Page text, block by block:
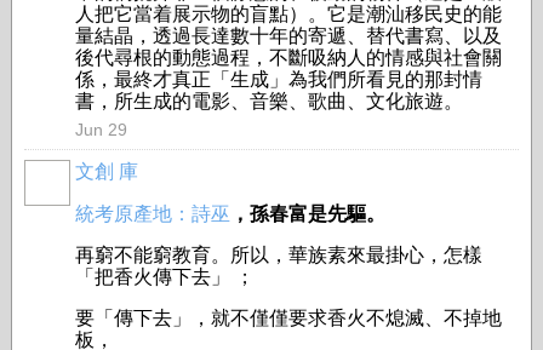
人把它當着展示物的盲點）。它是潮汕移民史的能
量結晶，透過長達數十年的寄遞、替代書寫、以及
後代尋根的動態過程，不斷吸納人的情感與社會關
係，最終才真正「生成」為我們所看見的那封情
書，所生成的電影、音樂、歌曲、文化旅遊。
Jun 29
文創 庫
統考原產地：詩巫 ，孫春富是先驅。
再窮不能窮教育。所以，華族素來最掛心，怎樣
「把香火傳下去」 ；
要「傳下去」，就不僅僅要求香火不熄滅、不掉地
板，